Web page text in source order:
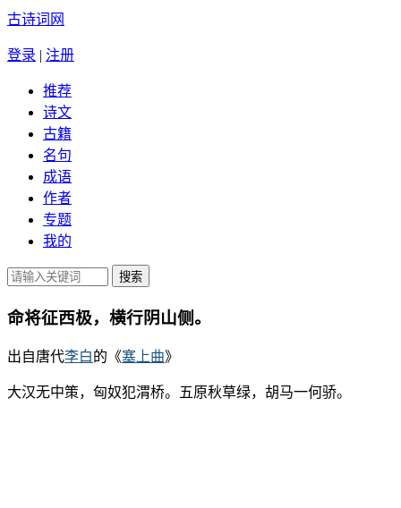
古诗词网
登录 | 注册
推荐
诗文
古籍
名句
成语
作者
专题
我的
命将征西极，横行阴山侧。
出自唐代李白的《塞上曲》
大汉无中策，匈奴犯渭桥。五原秋草绿，胡马一何骄。